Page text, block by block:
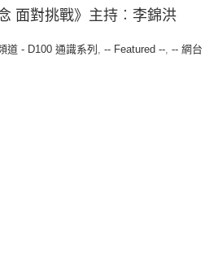
面對挑戰》主持︰李錦洪
道 - D100 通識系列 , -- Featured --, -- 網台